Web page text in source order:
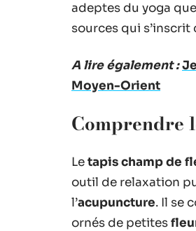
adeptes du yoga
sources qui
A lire également :
Moyen-Orient
Comprendre
Letapis champ de
outil de relaxation
l’acupuncture. Il se
ornés de petites